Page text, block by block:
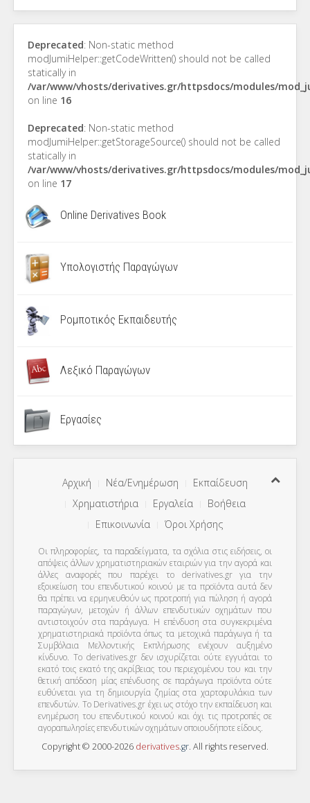
Deprecated: Non-static method
modJumiHelper::getCodeWritten() should not be called
statically in
/var/www/vhosts/derivatives.gr/httpsdocs/modules/
on line 16
Deprecated: Non-static method
modJumiHelper::getStorageSource() should not be called
statically in
/var/www/vhosts/derivatives.gr/httpsdocs/modules/
on line 17
Online Derivatives Book
Υπολογιστής Παραγώγων
Ρομποτικός Εκπαιδευτής
Λεξικό Παραγώγων
Εργασίες
Αρχική Νέα/Ενημέρωση
Εκπαίδευση
Χρηματιστήρια
Εργαλεία
Βοήθεια
Επικοινωνία
Όροι Χρήσης
Οι πληροφορίες, τα παραδείγματα, τα σχόλια στις ειδήσεις, οι
απόψεις άλλων χρηματιστηριακών εταιριών για την αγορά και
άλλες αναφορές που παρέχει το derivatives.gr για την
εξοικείωση του επενδυτικού κοινού με τα προϊόντα αυτά δεν
θα πρέπει να ερμηνευθούν ως προτροπή για πώληση ή αγορά
παραγώγων, μετοχών ή άλλων επενδυτικών οχημάτων που
αντιστοιχούν στα παράγωγα. Η επένδυση στα συγκεκριμένα
χρηματιστηριακά προϊόντα όπως τα μετοχικά παράγωγα ή τα
Συμβόλαια Μελλοντικής Εκπλήρωσης ενέχουν αυξημένο
κίνδυνο. Το derivatives.gr δεν ισχυρίζεται ούτε εγγυάται το
εκατό τοις εκατό της ακρίβειας του περιεχομένου του και την
θετική απόδοση μίας επένδυσης σε παράγωγα προϊόντα ούτε
ευθύνεται για τη δημιουργία ζημίας στα χαρτοφυλάκια των
επενδυτών. To Derivatives.gr έχει ως στόχο την εκπαίδευση και
ενημέρωση του επενδυτικού κοινού και όχι τις προτροπές σε
αγοραπωλησίες επενδυτικών οχημάτων οποιουδήποτε είδους.
Copyright © 2000-2026 derivatives.gr. All rights reserved.